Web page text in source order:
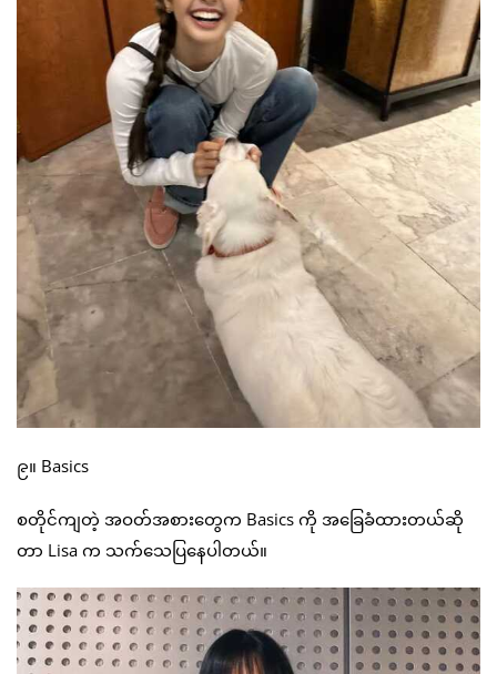
၉။ Basics
စတိုင်ကျတဲ့ အဝတ်အစားတွေက Basics ကို အခြေခံထားတယ်ဆို
တာ Lisa က သက်သေပြနေပါတယ်။